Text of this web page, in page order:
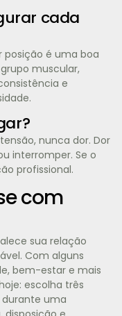
cada
posição é uma boa
muscular,
e
nunca dor. Dor
interromper. Se o
profissional.
com
sua relação
Com alguns
bem-estar e mais
escolha três
uma